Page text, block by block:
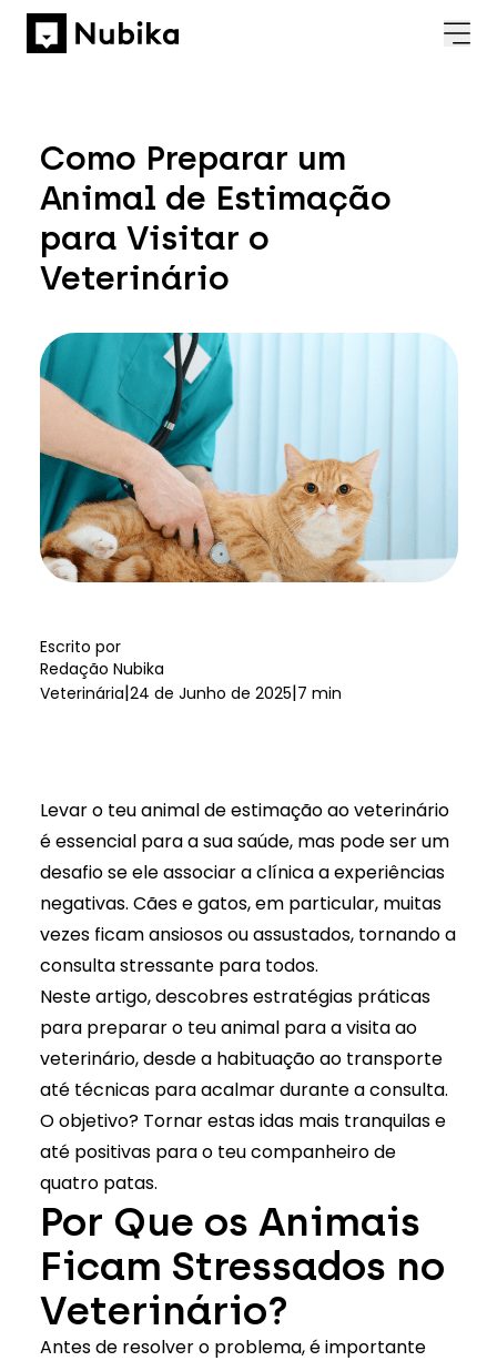
Como Preparar um
Animal de Estimação
para Visitar o
Veterinário
Escrito por
Redação Nubika
Veterinária|24 de Junho de 2025|7 min
Levar o teu animal de estimação ao veterinário
é essencial para a sua saúde, mas pode ser um
desafio se ele associar a clínica a experiências
negativas. Cães e gatos, em particular, muitas
vezes ficam ansiosos ou assustados, tornando a
consultastressante para todos.
Neste artigo, descobres estratégias práticas
para preparar o teu animal para a visita ao
veterinário, desde a habituação ao transporte
até técnicas para acalmar durante a consulta.
O objetivo? Tornar estas idas mais tranquilas e
até positivas para o teu companheiro de
quatro patas.
Por Que os Animais
Ficam Stressados no
Veterinário?
Antes de resolver o problema, é importante